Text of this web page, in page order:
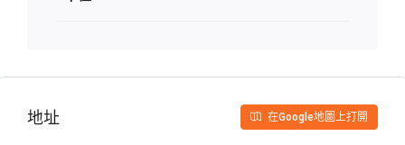
地址 在Google地圖上打開